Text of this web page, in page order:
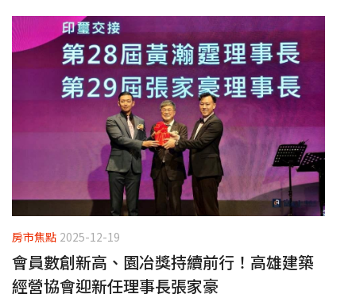
房市焦點 2025-12-19
會員數創新高、園冶獎持續前行！高雄建築
經營協會迎新任理事長張家豪